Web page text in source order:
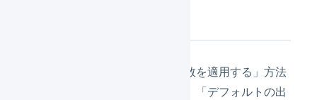
上記の「商品ごとに出荷作業日数を適用する」方法
をご利用いただいていない場合、「デフォルトの出